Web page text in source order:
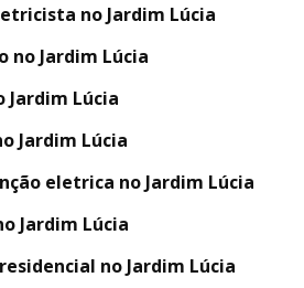
no Jardim Lúcia
Jardim Lúcia
Lúcia
Jardim Lúcia
eletrica no Jardim Lúcia
Jardim Lúcia
no Jardim Lúcia